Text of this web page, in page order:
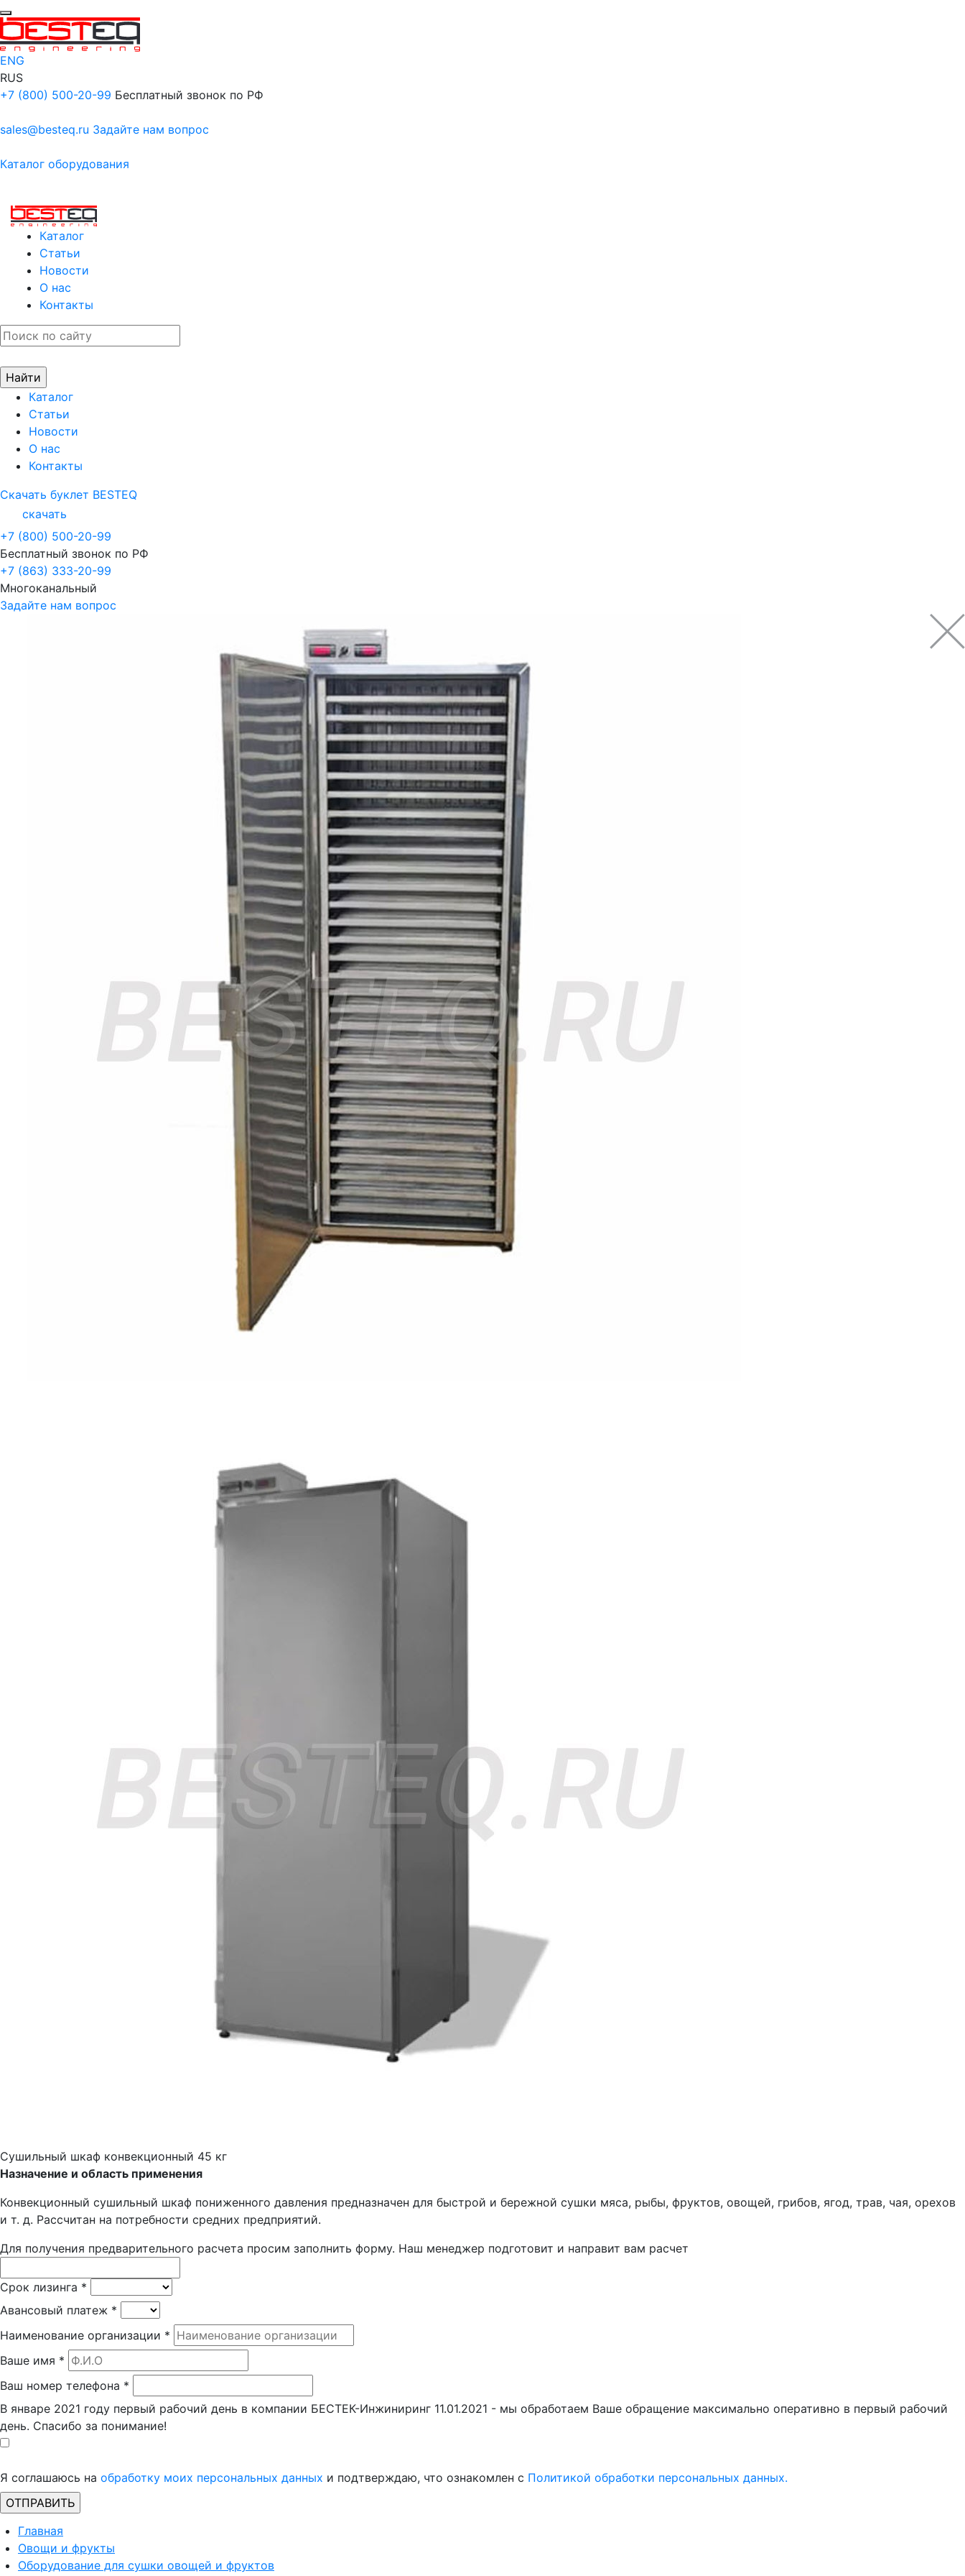
ENG
RUS
+7 (800) 500-20-99 Бесплатный звонок по РФ
sales@besteq.ru Задайте нам вопрос
Каталог оборудования
Каталог
Статьи
Новости
О нас
Контакты
Каталог
Статьи
Новости
О нас
Контакты
Скачать буклет BESTEQ
скачать
+7 (800) 500-20-99
Бесплатный звонок по РФ
+7 (863) 333-20-99
Многоканальный
Задайте нам вопрос
Сушильный шкаф конвекционный 45 кг
Назначение и область применения
Конвекционный сушильный шкаф пониженного давления предназначен для быстрой и бережной сушки мяса, рыбы, фруктов, овощей, грибов, ягод, трав, чая, орехов
и т. д. Рассчитан на потребности средних предприятий.
Для получения предварительного расчета просим заполнить форму. Наш менеджер подготовит и направит вам расчет
Срок лизинга *
Авансовый платеж *
Наименование организации *
Ваше имя *
Ваш номер телефона *
В январе 2021 году первый рабочий день в компании БЕСТЕК-Инжиниринг 11.01.2021 - мы обработаем Ваше обращение максимально оперативно в первый рабочий
день. Спасибо за понимание!
Я соглашаюсь на обработку моих персональных данных и подтверждаю, что ознакомлен с Политикой обработки персональных данных.
Главная
Овощи и фрукты
Оборудование для сушки овощей и фруктов